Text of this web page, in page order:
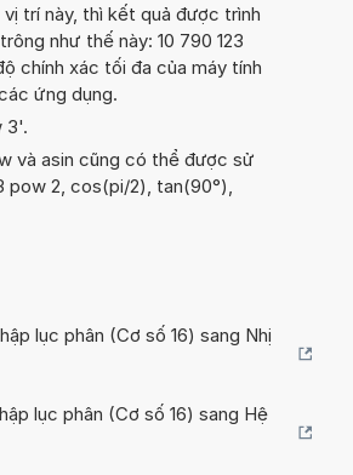
trí này, thì kết quả được trình
như thế này: 10 790 123
chính xác tối đa của máy tính
ứng dụng.
3'.
và asin cũng có thể được sử
pow 2, cos(pi/2), tan(90°),
lục phân (Cơ số 16) sang Nhị
lục phân (Cơ số 16) sang Hệ